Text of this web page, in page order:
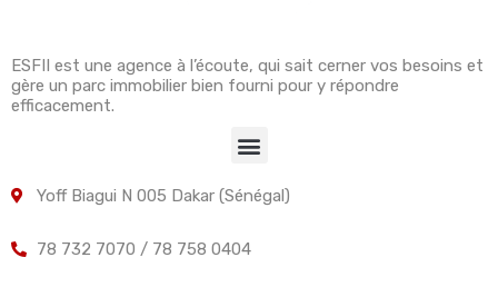
ESFII est une agence à l’écoute, qui sait cerner vos besoins et
gère un parc immobilier bien fourni pour y répondre
efficacement.
Yoff Biagui N 005 Dakar (Sénégal)
78 732 7070 / 78 758 0404